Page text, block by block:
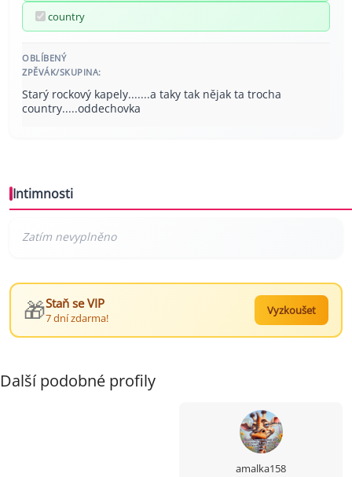
country
OBLÍBENÝ
ZPĚVÁK/SKUPINA:
Starý rockový kapely.......a taky tak nějak ta trocha
country.....oddechovka
Intimnosti
🎁Staň se VIP
7 dní zdarma!
Vyzkoušet
Další podobné profily
amalka158